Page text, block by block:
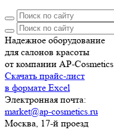
Надежное оборудование
для салонов красоты
от компании AP-Cosmetics
Скачать прайс-лист
в формате Excel
Электронная почта:
market@ap-cosmetics.ru
Москва, 17-й проезд